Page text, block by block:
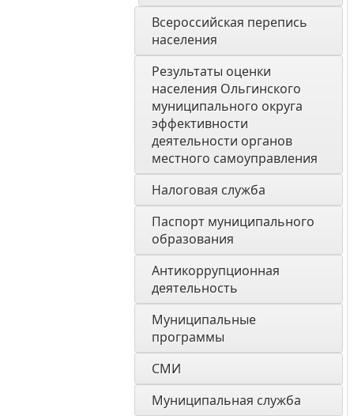
Всероссийская перепись
населения
Результаты оценки
населения Ольгинского
муниципального округа
эффективности
деятельности органов
местного самоуправления
Налоговая служба
Паспорт муниципального
образования
Антикоррупционная
деятельность
Муниципальные
программы
СМИ
Муниципальная служба